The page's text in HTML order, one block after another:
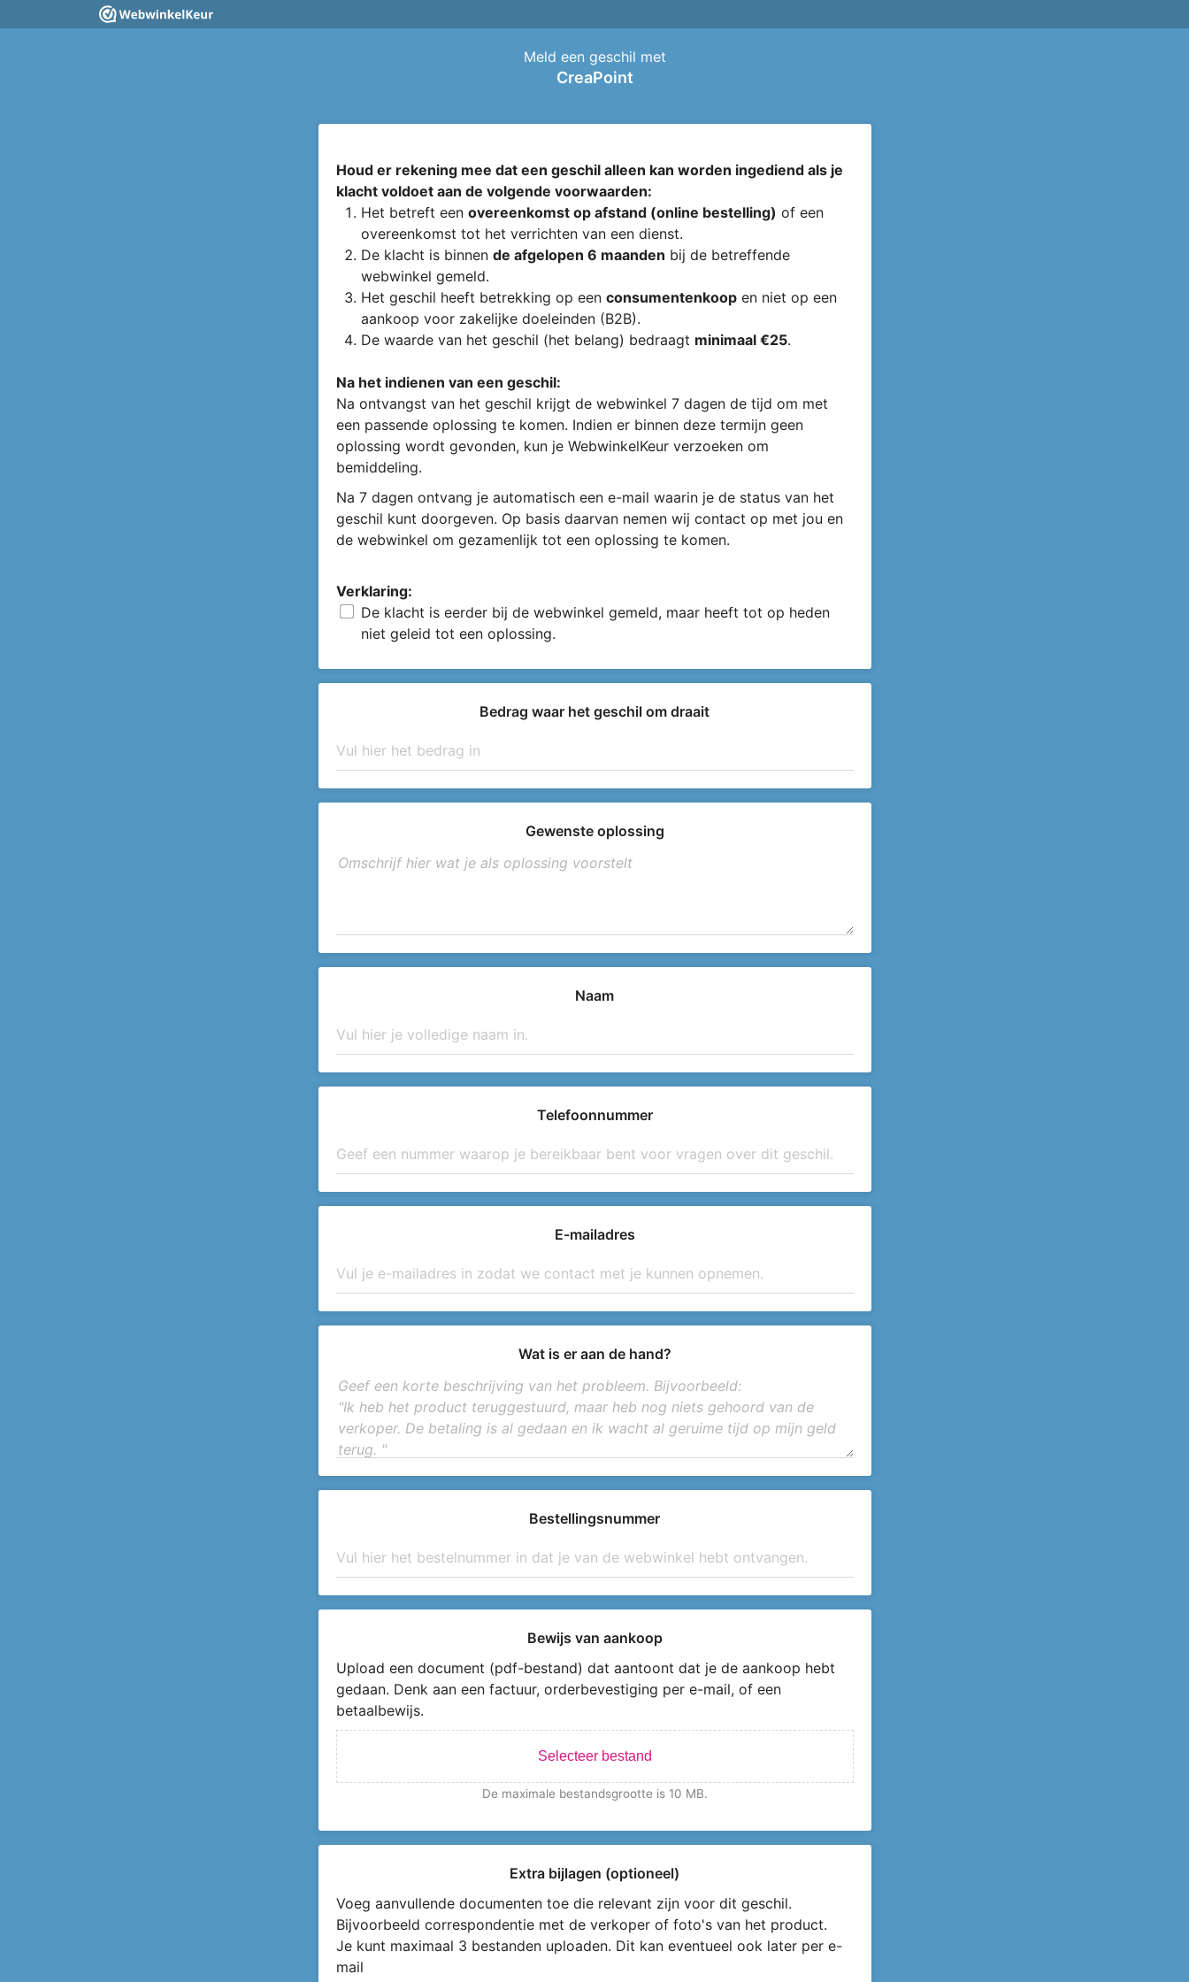
Meld een geschil met
CreaPoint
Houd er rekening mee dat een geschil alleen kan worden ingediend als je
klacht voldoet aan de volgende voorwaarden:
Het betreft een overeenkomst op afstand (online bestelling) of een
overeenkomst tot het verrichten van een dienst.
De klacht is binnen de afgelopen 6 maanden bij de betreffende
webwinkel gemeld.
Het geschil heeft betrekking op een consumentenkoopen niet op een
aankoop voor zakelijke doeleinden (B2B).
De waarde van het geschil (het belang) bedraagt minimaal €25.
Na het indienen van een geschil:
Na ontvangst van het geschil krijgt de webwinkel 7 dagen de tijd om met
een passende oplossing te komen. Indien er binnen deze termijn geen
oplossing wordt gevonden, kun je WebwinkelKeur verzoeken om
bemiddeling.
Na 7 dagen ontvang je automatisch een e-mail waarin je de status van het
geschil kunt doorgeven. Op basis daarvan nemen wij contact op met jou en
de webwinkel om gezamenlijk tot een oplossing te komen.
Verklaring:
De klacht is eerder bij de webwinkel gemeld, maar heeft tot op heden
niet geleid tot een oplossing.
Bedrag waar het geschil om draait
Gewenste oplossing
Naam
Telefoonnummer
E-mailadres
Wat is er aan de hand?
Bestellingsnummer
Bewijs van aankoop
Upload een document (pdf-bestand) dat aantoont dat je de aankoop hebt
gedaan. Denk aan een factuur, orderbevestiging per e-mail, of een
betaalbewijs.
Selecteer bestand
De maximale bestandsgrootte is 10 MB.
Extra bijlagen (optioneel)
Voeg aanvullende documenten toe die relevant zijn voor dit geschil.
Bijvoorbeeld correspondentie met de verkoper of foto's van het product.
Je kunt maximaal 3 bestanden uploaden. Dit kan eventueel ook later per e-
mail